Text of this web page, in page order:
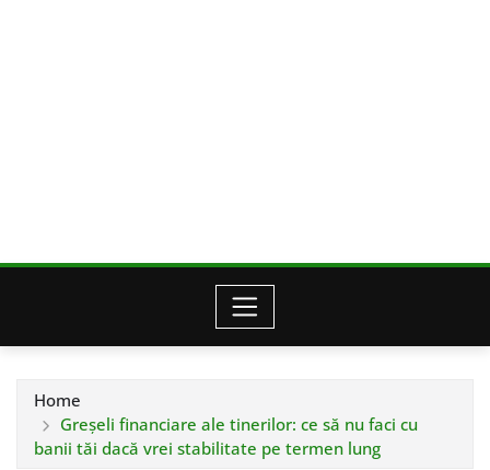
Home
Greșeli financiare ale tinerilor: ce să nu faci cu
banii tăi dacă vrei stabilitate pe termen lung